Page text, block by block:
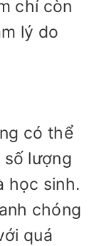
chí còn
lý do
có thể
lượng
học sinh.
chóng
quá